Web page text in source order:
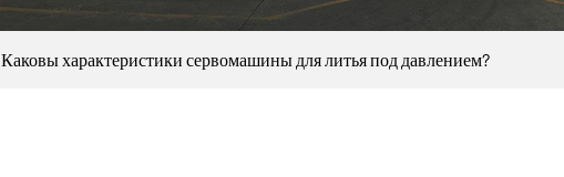
Каковы характеристики сервомашины для литья под давлением?